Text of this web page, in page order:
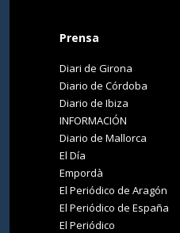
Prensa
Diari de Girona
Diario de Córdoba
Diario de Ibiza
INFORMACIÓN
Diario de Mallorca
El Día
Empordà
El Periódico de Aragón
El Periódico de España
El Periódico